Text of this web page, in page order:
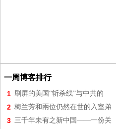
一周博客排行
1 刷屏的美国“斩杀线”与中共的
2 梅兰芳和兩位仍然在世的入室弟
3 三千年未有之新中国——一份关